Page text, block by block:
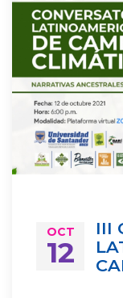
OCT
12
III